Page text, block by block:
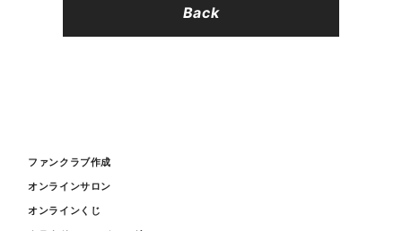
Back
ファンクラブ作成
オンラインサロン
オンラインくじ